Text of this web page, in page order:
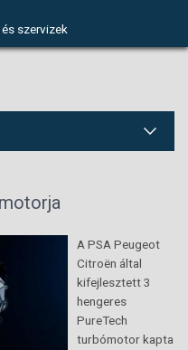
szervizek
A PSA Peugeot
Citroën által
kifejlesztett 3
hengeres
PureTech
turbómotor kapta